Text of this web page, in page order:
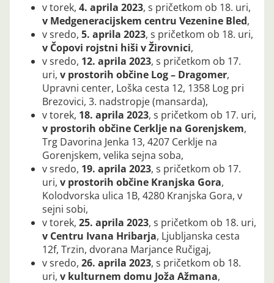
v torek, 4. aprila 2023, s pričetkom ob 18. uri,
v Medgeneracijskem centru Vezenine Bled,
v sredo, 5. aprila 2023, s pričetkom ob 18. uri,
v Čopovi rojstni hiši v Žirovnici,
v sredo, 12. aprila 2023, s pričetkom ob 17.
uri, v prostorih občine Log – Dragomer,
Upravni center, Loška cesta 12, 1358 Log pri
Brezovici, 3. nadstropje (mansarda),
v torek, 18. aprila 2023, s pričetkom ob 17. uri,
v prostorih občine Cerklje na Gorenjskem,
Trg Davorina Jenka 13, 4207 Cerklje na
Gorenjskem, velika sejna soba,
v sredo, 19. aprila 2023, s pričetkom ob 17.
uri, v prostorih občine Kranjska Gora,
Kolodvorska ulica 1B, 4280 Kranjska Gora, v
sejni sobi,
v torek, 25. aprila 2023, s pričetkom ob 18. uri,
v Centru Ivana Hribarja, Ljubljanska cesta
12f, Trzin, dvorana Marjance Ručigaj,
v sredo, 26. aprila 2023, s pričetkom ob 18.
uri, v kulturnem domu Joža Ažmana,